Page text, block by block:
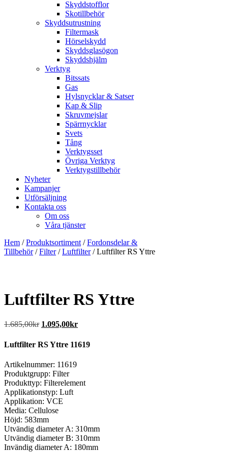
Skyddstofflor
Skotillbehör
Skyddsutrustning
Filtermask
Hörselskydd
Skyddsglasögon
Skyddshjälm
Verktyg
Bitssats
Gas
Hylsnycklar & Satser
Kap & Slip
Skruvmejslar
Spärrnycklar
Svets
Tång
Verktygsset
Övriga Verktyg
Verktygstillbehör
Nyheter
Kampanjer
Utförsäljning
Kontakta oss
Om oss
Våra tjänster
Hem /Produktsortiment /Fordonsdelar &
Tillbehör/Filter/Luftfilter/ Luftfilter RS Yttre
Luftfilter RS Yttre
1.685,00kr Det
priset
1.685,00kr.
1.095,00krDet
priset
Luftfilter RS Yttre 11619
Artikelnummer: 11619
Produktgrupp: Filter
Produkttyp: Filterelement
Applikationstyp: Luft
Applikation: VCE
Media: Cellulose
Höjd: 583mm
Utvändig diameter A: 310mm
Utvändig diameter B: 310mm
Invändig diameter A: 180mm